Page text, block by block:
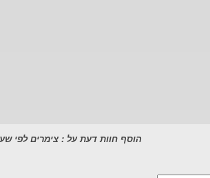
הוסף חוות דעת על : צימרים לפי